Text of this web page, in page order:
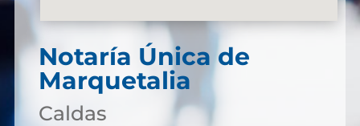
Notaría Única de
Marquetalia
Caldas